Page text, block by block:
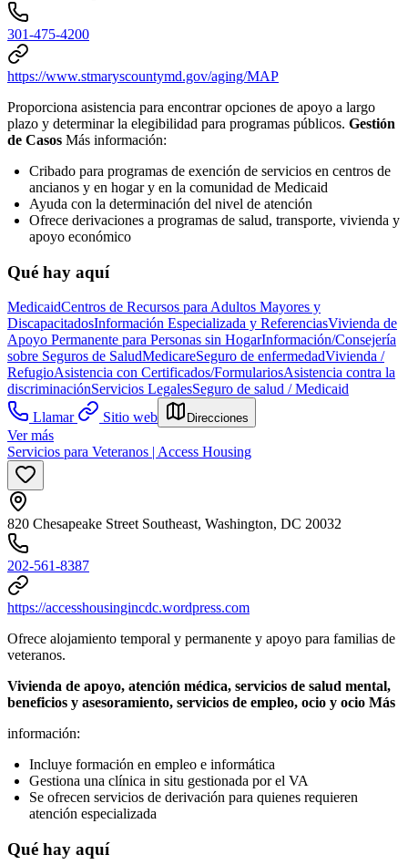
301-475-4200
https://www.stmaryscountymd.gov/aging/MAP
Proporciona asistencia para encontrar opciones de apoyo a largo
plazo y determinar la elegibilidad para programas públicos. Gestión
de Casos Más información:
Cribado para programas de exención de servicios en centros de
ancianos y en hogar y en la comunidad de Medicaid
Ayuda con la determinación del nivel de atención
Ofrece derivaciones a programas de salud, transporte, vivienda y
apoyo económico
Qué hay aquí
MedicaidCentros de Recursos para Adultos Mayores y
DiscapacitadosInformación Especializada y ReferenciasVivienda de
Apoyo Permanente para Personas sin HogarInformación/Consejería
sobre Seguros de SaludMedicareSeguro de enfermedadVivienda /
RefugioAsistencia con Certificados/FormulariosAsistencia contra la
discriminaciónServicios LegalesSeguro de salud / Medicaid
Llamar
Sitio web Direcciones
Ver más
Servicios para Veteranos | Access Housing
820 Chesapeake Street Southeast, Washington, DC 20032
202-561-8387
https://accesshousingincdc.wordpress.com
Ofrece alojamiento temporal y permanente y apoyo para familias de
veteranos.
Vivienda de apoyo, atención médica, servicios de salud mental,
beneficios y asesoramiento, servicios de empleo, ocio y ocio Más
información:
Incluye formación en empleo e informática
Gestiona una clínica in situ gestionada por el VA
Se ofrecen servicios de derivación para quienes requieren
atención especializada
Qué hay aquí